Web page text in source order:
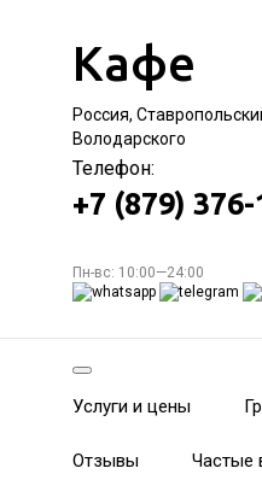
Кафе
Россия,
Володарского
Телефон:
+7 (879) 376-
Пн-вс: 10:00—24:00
Услуги и цены
Отзывы Частые